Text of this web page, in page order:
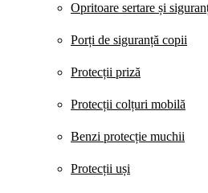
Opritoare sertare și
Porți de siguranță copii
Protecții priză
Protecții colțuri mobilă
Benzi protecție muchii
Protecții uși